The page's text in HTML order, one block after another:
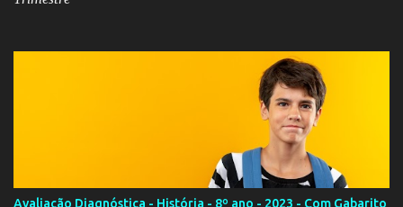
Avaliação Diagnóstica - História - 8º ano - 2023 - Com Gabarito